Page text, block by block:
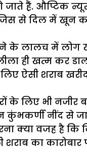
जाते है़ं. औप्टिक
से दिल में खून
के लालच में
ही खत्म कर
ऐसी शराब
के लिए भी
कुंभकर्णी नींद से
क्या वजह है कि
का